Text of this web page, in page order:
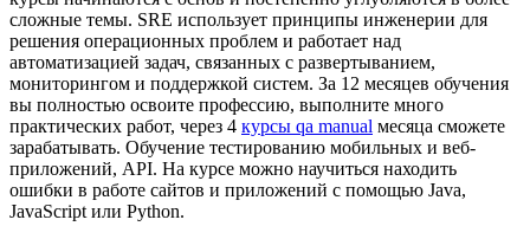
сложные темы. SRE использует принципы инженерии для
решения операционных проблем и работает над
автоматизацией задач, связанных с развертыванием,
мониторингом и поддержкой систем. За 12 месяцев обучения
вы полностью освоите профессию, выполните много
практических работ, через 4 курсы qa manual месяца сможете
зарабатывать. Обучение тестированию мобильных и веб-
приложений, API. На курсе можно научиться находить
ошибки в работе сайтов и приложений с помощью Java,
JavaScript или Python.